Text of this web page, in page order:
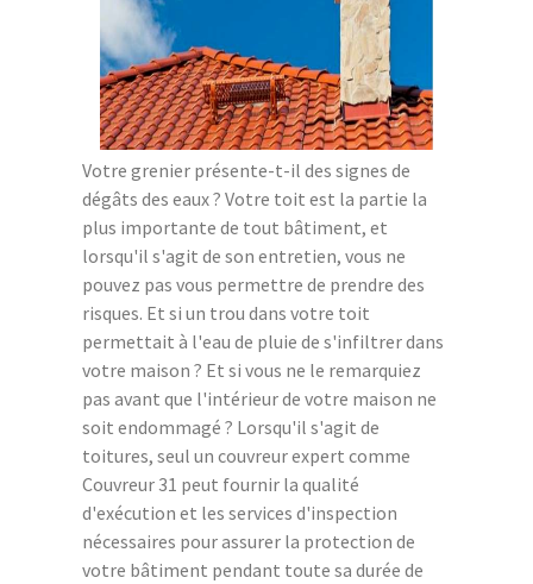
Votre grenier présente-t-il des signes de
dégâts des eaux ? Votre toit est la partie la
plus importante de tout bâtiment, et
lorsqu'il s'agit de son entretien, vous ne
pouvez pas vous permettre de prendre des
risques. Et si un trou dans votre toit
permettait à l'eau de pluie de s'infiltrer dans
votre maison ? Et si vous ne le remarquiez
pas avant que l'intérieur de votre maison ne
soit endommagé ? Lorsqu'il s'agit de
toitures, seul un couvreur expert comme
Couvreur 31 peut fournir la qualité
d'exécution et les services d'inspection
nécessaires pour assurer la protection de
votre bâtiment pendant toute sa durée de